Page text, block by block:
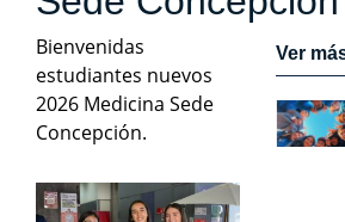
Bienvenidas
estudiantes nuevos
2026 Medicina Sede
Concepción.
Ver